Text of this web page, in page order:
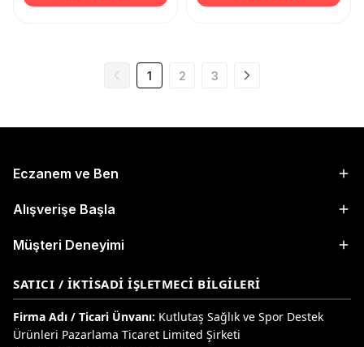
1 2 3
Eczanem ve Ben
Alışverişe Başla
Müşteri Deneyimi
SATICI / İKTISADI İŞLETMECI BILGILERI
Firma Adı / Ticari Ünvanı: Kutlutaş Sağlık ve Spor Destek
Ürünleri Pazarlama Ticaret Limited Şirketi